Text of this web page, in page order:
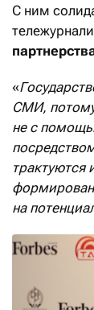
С ним
«
СМИ,
не с
трактуются
на